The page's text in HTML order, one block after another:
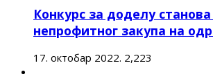
Конкурс за доделу
непрофитног закупа на
17. октобар 2022. 2,223